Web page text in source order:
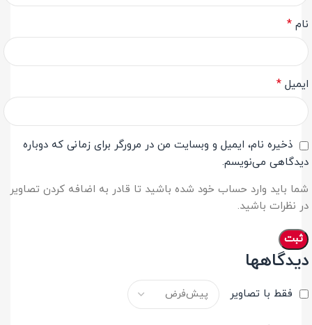
دیدگاهها
فقط با تصاویر
نام *
ایمیل *
ذخیره نام، ایمیل و وبسایت من در مرورگر برای زمانی که دوباره
دیدگاهی می‌نویسم.
شما باید وارد حساب خود شده باشید تا قادر به اضافه کردن تصاویر
در نظرات باشید.